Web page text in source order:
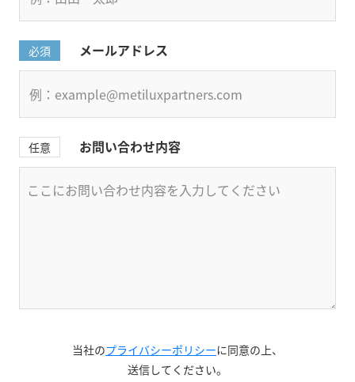
必須 メールアドレス
任意 お問い合わせ内容
当社のプライバシーポリシーに同意の上、
送信してください。